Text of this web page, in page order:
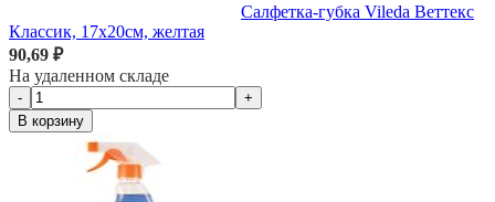
Салфетка-губка Vileda Веттекс
Классик, 17х20см, желтая
90,69 ₽
На удаленном складе
-
+
В корзину